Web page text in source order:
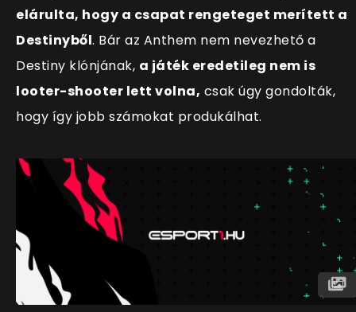
elárulta, hogy a csapat rengeteget merített a
Destinyből. Bár az Anthem nem nevezhető a
Destiny klónjának, a játék eredetileg nem is
looter-shooter lett volna, csak úgy gondolták,
hogy így jobb számokat produkálhat.